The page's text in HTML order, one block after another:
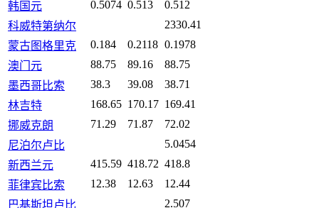
韩国元 0.5074 0.513
0.512
科威特第纳尔
2330.41
蒙古图格里克
0.184 0.2118 0.1978
澳门元
88.75 89.16
88.75
墨西哥比索
38.3 39.08
38.71
林吉特
168.65 170.17 169.41
挪威克朗
71.29 71.87
72.02
尼泊尔卢比
5.0454
新西兰元
415.59 418.72 418.8
菲律宾比索
12.38 12.63
12.44
巴基斯坦卢比
2.507